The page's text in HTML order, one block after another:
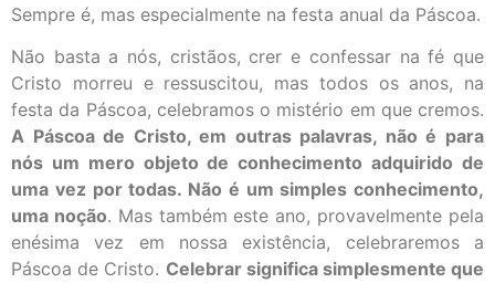
Sempre é, mas especialmente na festa anual da Páscoa.
Não basta a nós, cristãos, crer e confessar na fé que
Cristo morreu e ressuscitou, mas todos os anos, na
festa da Páscoa, celebramos o mistério em que cremos.
A Páscoa de Cristo, em outras palavras, não é para
nós um mero objeto de conhecimento adquirido de
uma vez por todas. Não é um simples conhecimento,
uma noção. Mas também este ano, provavelmente pela
enésima vez em nossa existência, celebraremos a
Páscoa de Cristo. Celebrar significa simplesmente que